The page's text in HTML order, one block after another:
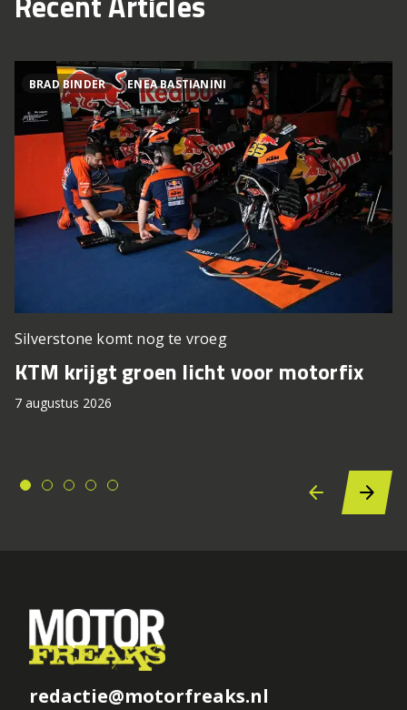
BRAD BINDER ENEA BASTIANINI
Silverstone komt nog te vroeg
KTM krijgt groen licht voor motorfix
7 augustus 2026
redactie@motorfreaks.nl